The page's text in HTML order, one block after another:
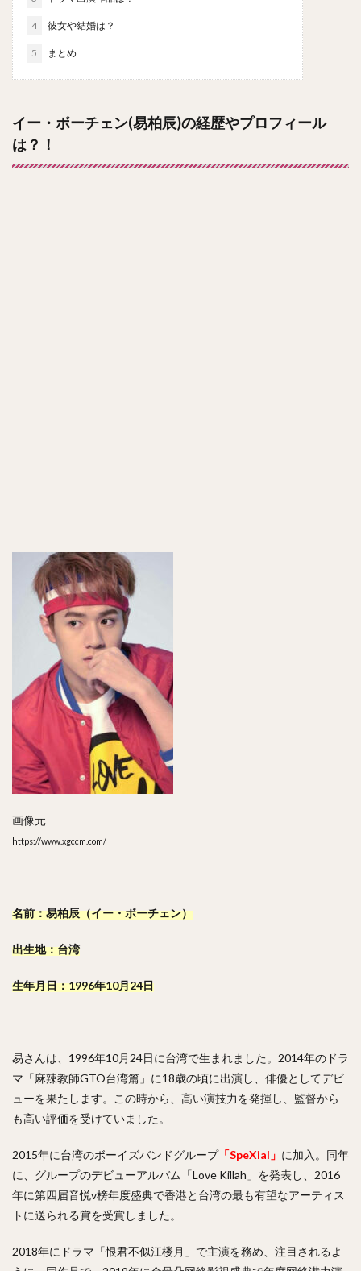
4 彼女や結婚は？
5 まとめ
イー・ボーチェン(易柏辰)の経歴やプロフィール
は？！
画像元
https://www.xgccm.com/
名前：易柏辰（イー・ボーチェン）
出生地：台湾
生年月日：1996年10月24日
易さんは、1996年10月24日に台湾で生まれました。2014年のドラ
マ「麻辣教師GTO台湾篇」に18歳の頃に出演し、俳優としてデビ
ューを果たします。この時から、高い演技力を発揮し、監督から
も高い評価を受けていました。
2015年に台湾のボーイズバンドグループ「SpeXial」 に加入。同年
に、グループのデビューアルバム「Love Killah」を発表し、2016
年に第四届音悦v榜年度盛典で香港と台湾の最も有望なアーティス
トに送られる賞を受賞しました。
2018年にドラマ「恨君不似江楼月」で主演を務め、注目されるよ